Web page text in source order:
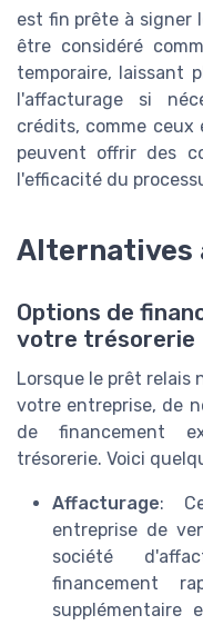
est fin prête à signer
être considéré
temporaire, laissant
l'affacturage si
crédits, comme ceux
peuvent offrir des
l'efficacité du
Alternatives
Options de
votre trésorerie
Lorsque le prêt relais
votre entreprise, de
de financement
trésorerie. Voici
Affacturage:
entreprise de
société
financement